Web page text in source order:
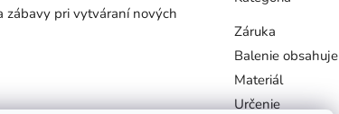
zábavy pri vytváraní nových
Záruka
Balenie obsahuje
Materiál
Určenie